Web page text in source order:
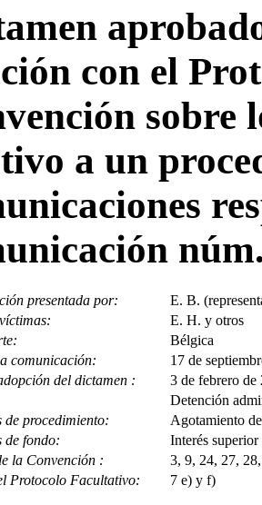
con el
sobre
a un
presentada por:
E. B.
E. H. y otros
Bélgica
comunicación:
17 de
del dictamen :
3 de febrero de
Detención
de procedimiento:
Agotamiento
de fondo:
Interés
la Convención :
3, 9, 24, 27,
Protocolo Facultativo:
7 e) y f)